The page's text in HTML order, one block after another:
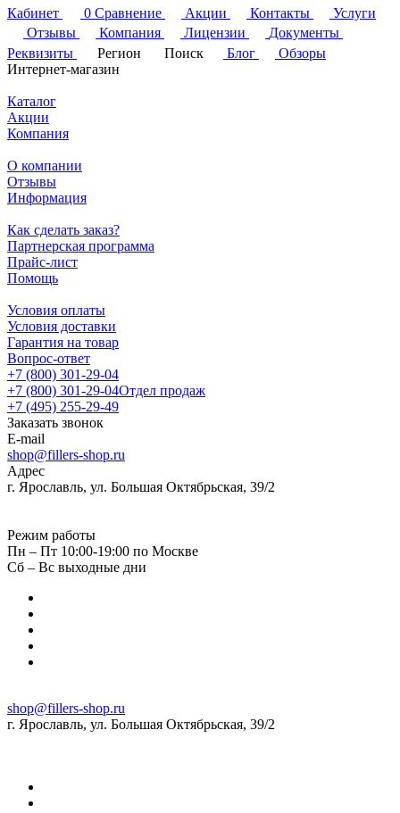
Кабинет
0 Сравнение Акции Контакты
Услуги
Отзывы
Компания Лицензии
Документы
Реквизиты
Регион Поиск Блог
Обзоры
Интернет-магазин
Каталог
Акции
Компания
О компании
Отзывы
Информация
Как сделать заказ?
Партнерская программа
Прайс-лист
Помощь
Условия оплаты
Условия доставки
Гарантия на товар
Вопрос-ответ
+7 (800) 301-29-04
+7 (800) 301-29-04Отдел продаж
+7 (495) 255-29-49
Заказать звонок
E-mail
shop@fillers-shop.ru
Адрес
г. Ярославль, ул. Большая Октябрьская, 39/2
Режим работы
Пн – Пт 10:00-19:00 по Москве
Сб – Вс выходные дни
shop@fillers-shop.ru
г. Ярославль, ул. Большая Октябрьская, 39/2